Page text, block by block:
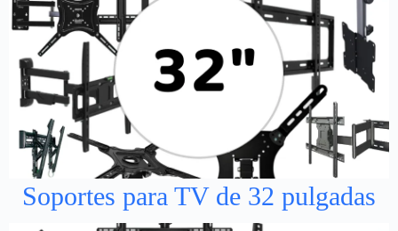
Soportes para TV de 32 pulgadas